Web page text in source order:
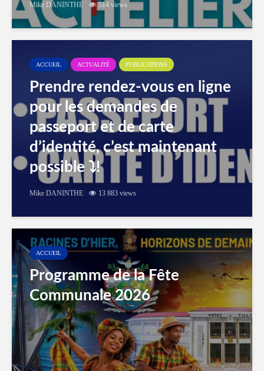
Mike DANINTHE 514 views
ACCUEIL ACTUALITÉ PUBLICATIONS
Prendre rendez-vous en ligne
pour les demandes de
passeport et de carte
d’identité, c’est maintenant
possible ⤵️!
Mike DANINTHE 13 883 views
ACCUEIL
Programme de la Fête
Communale 2026